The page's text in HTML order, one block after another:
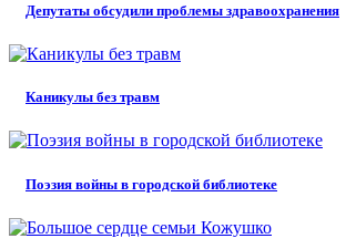
Депутаты обсудили проблемы здравоохранения
Каникулы без травм
Поэзия войны в городской библиотеке